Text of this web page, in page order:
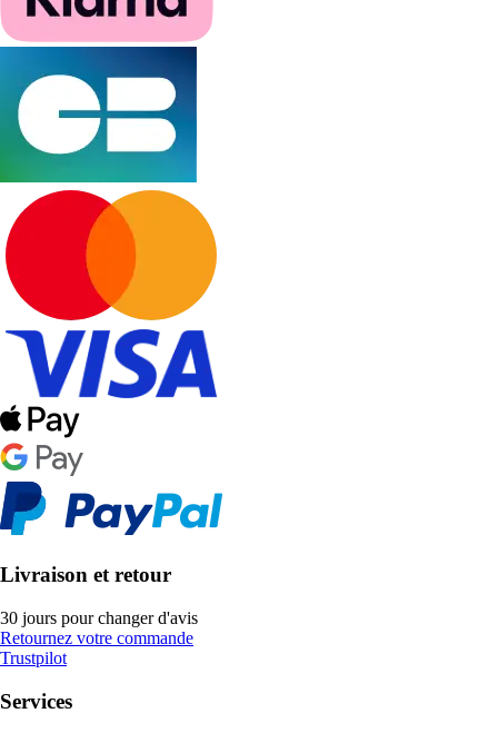
Livraison et retour
30 jours pour changer d'avis
Retournez votre commande
Trustpilot
Services